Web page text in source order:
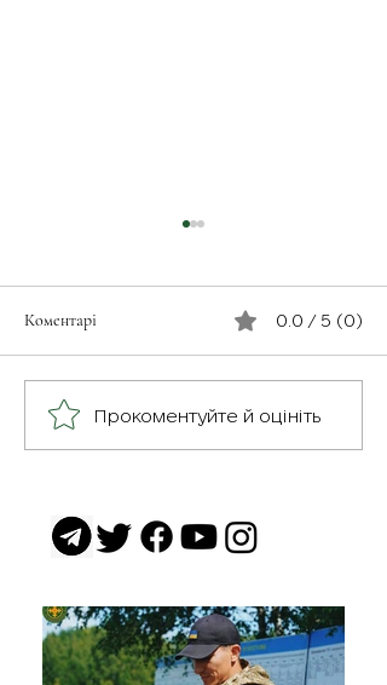
Герої серед нас: медик
Хітмен
Коментарі 0.0 / 5 (0)
Прокоментуйте й оцініть